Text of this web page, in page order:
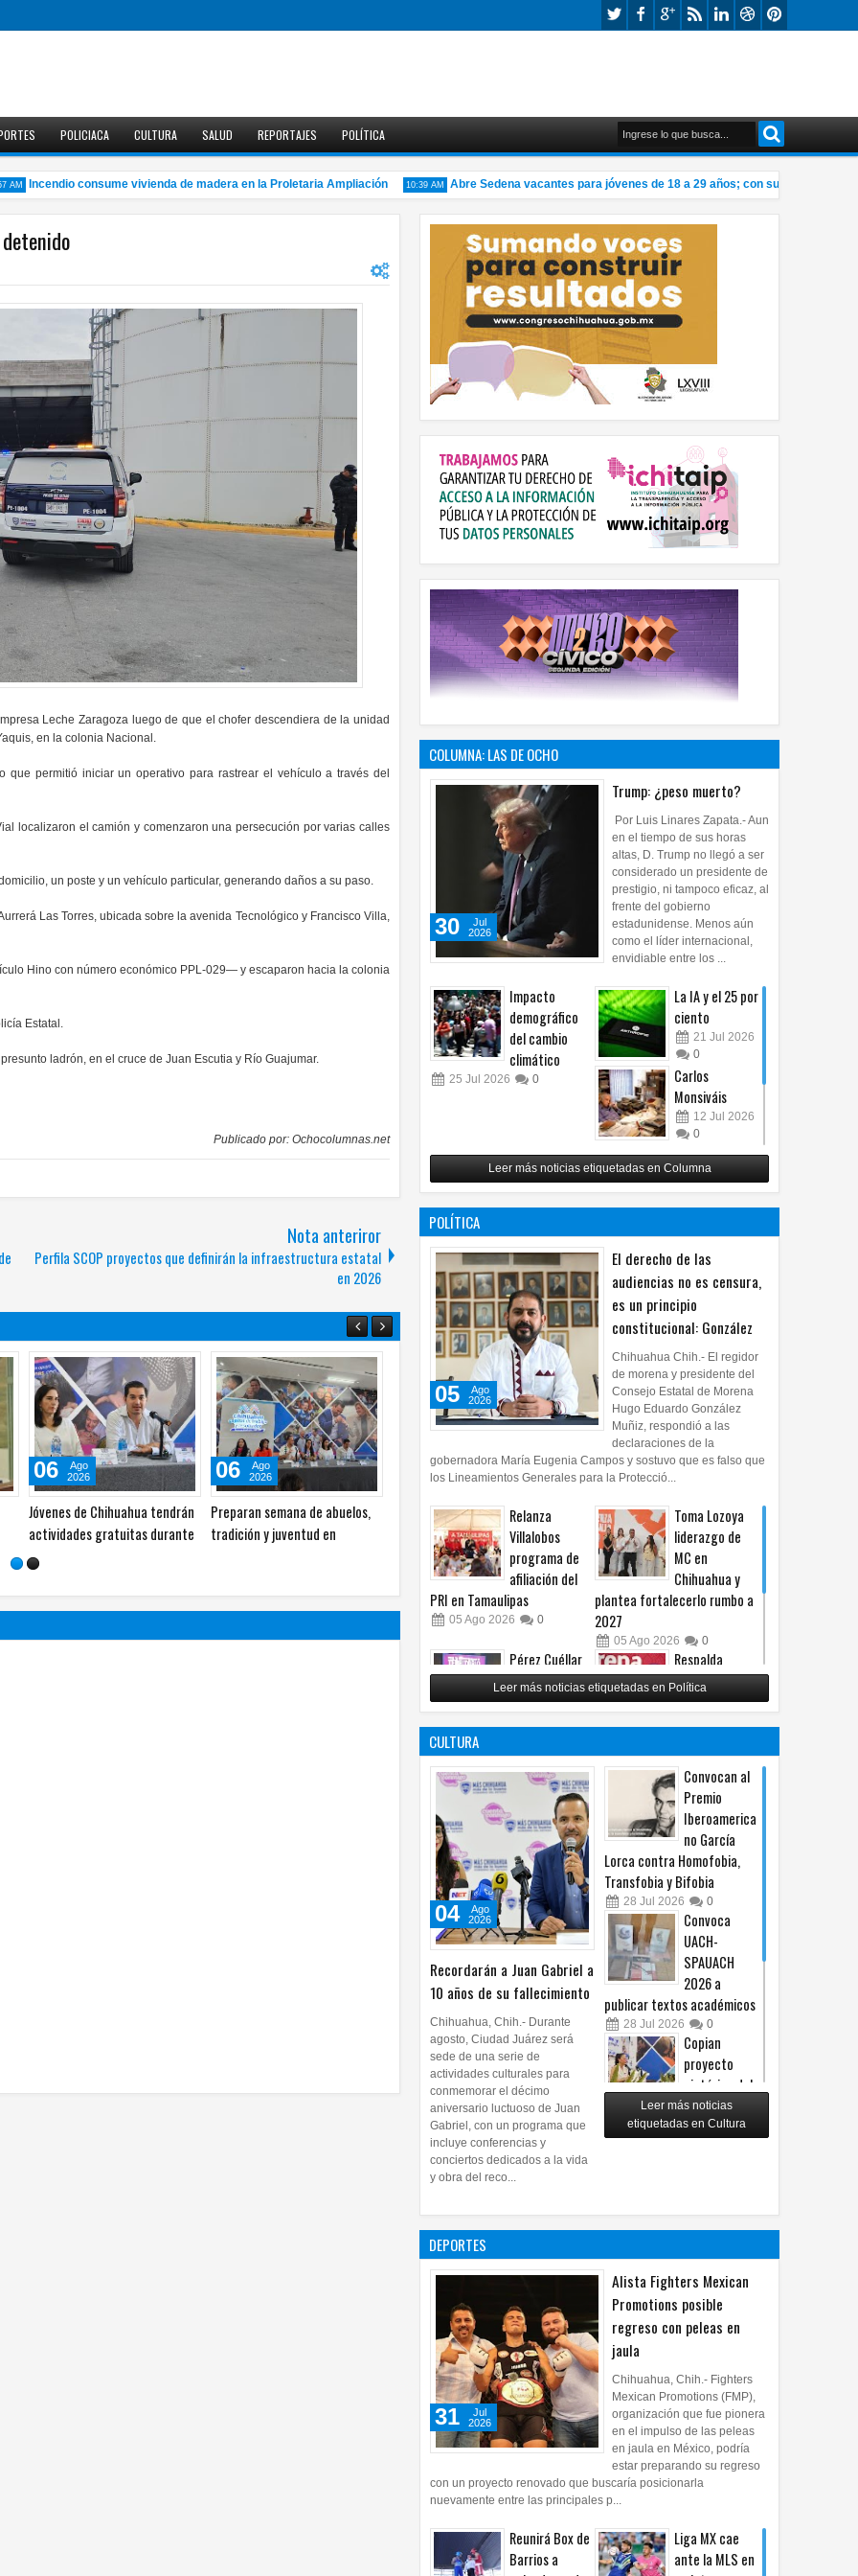
POLICIACA CULTURA SALUD REPORTAJES POLÍTICA
Incendio consume vivienda de madera en la Proletaria Ampliación 10:39 AM Abre Sedena vacantes para jóvenes de 18 a 29 años; con sueldo desde 19 mil
Leche Zaragoza luego de que el chofer descendiera de la unidad
en la colonia Nacional.
permitió iniciar un operativo para rastrear el vehículo a través del
localizaron el camión y comenzaron una persecución por varias calles
un poste y un vehículo particular, generando daños a su paso.
Las Torres, ubicada sobre la avenida Tecnológico y Francisco Villa,
Hino con número económico PPL-029— y escaparon hacia la colonia
Estatal.
ladrón, en el cruce de Juan Escutia y Río Guajumar.
Publicado por: Ochocolumnas.net
Nota anteriror
Perfila SCOP proyectos que definirán la infraestructura estatal
en 2026
el
Localizan cuerpo con huellas de
violencia en Granjas
05
Ago
Hallan cuerpo en avanzado
estado de descomposición en
05
Ago
COLUMNA: LAS DE OCHO
Trump: ¿peso muerto?
30
Jul
2026
Por Luis Linares Zapata.- Aun
en el tiempo de sus horas
altas, D. Trump no llegó a ser
considerado un presidente de
prestigio, ni tampoco eficaz, al
frente del gobierno
estadunidense. Menos aún
como el líder internacional,
envidiable entre los ...
Impacto
demográfico
del cambio
climático
25 Jul 2026 0
La IA y el 25 por
ciento
21 Jul 2026
0
Carlos
Monsiváis
12 Jul 2026
0
Revuelo en la
inteligencia
artificial
0
Leer más noticias etiquetadas en Columna
POLÍTICA
El derecho de las
audiencias no es censura,
es un principio
constitucional: González
05
Ago
2026
Chihuahua Chih.- El regidor
de morena y presidente del
Consejo Estatal de Morena
Hugo Eduardo González
Muñiz, respondió a las
declaraciones de la
gobernadora María Eugenia Campos y sostuvo que es falso que
los Lineamientos Generales para la Protecció...
Relanza
Villalobos
programa de
afiliación del
PRI en Tamaulipas
05 Ago 2026 0
Toma Lozoya
liderazgo de
MC en
Chihuahua y
plantea fortalecerlo rumbo a
2027
05 Ago 2026 0
Pérez Cuéllar
asegura que
denuncia en su
contra no
procederá
04Ago 2026 0
Respalda
Morena
Chihuahua
propuesta
audiencias
2026 0
Leer más noticias etiquetadas en Política
CULTURA
Recordarán a Juan Gabriel a
10 años de su fallecimiento
04
Ago
2026
Chihuahua, Chih.- Durante
agosto, Ciudad Juárez será
sede de una serie de
actividades culturales para
conmemorar el décimo
aniversario luctuoso de Juan
Gabriel, con un programa que
incluye conferencias y
conciertos dedicados a la vida
y obra del reco...
Convocan al
Premio
Iberoamerica
no García
Lorca contra Homofobia,
Transfobia y Bifobia
28 Jul 2026 0
Convoca
UACH-
SPAUACH
2026 a
publicar textos académicos
28 Jul 2026 0
Copian
proyecto
pictórico del
exalcalde
Juan Blanco
taller de mini
Leer más noticias
etiquetadas en Cultura
DEPORTES
Alista Fighters Mexican
Promotions posible
regreso con peleas en
jaula
31
Jul
2026
Chihuahua, Chih.- Fighters
Mexican Promotions (FMP),
organización que fue pionera
en el impulso de las peleas
en jaula en México, podría
estar preparando su regreso
con un proyecto renovado que buscaría posicionarla
nuevamente entre las principales p...
Reunirá Box de
Barrios a
Liga MX cae
ante la MLS en